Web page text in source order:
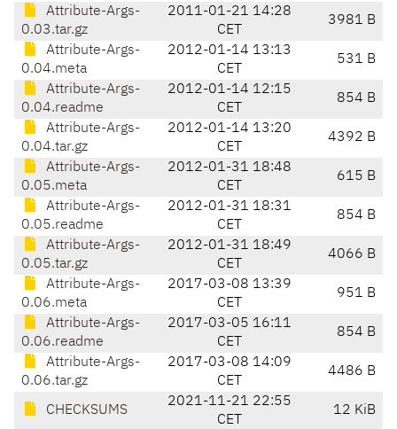
Attribute-Args-
0.03.tar.gz
2011-01-21 14:28
CET
3981 B
Attribute-Args-
0.04.meta
2012-01-14 13:13
CET
531 B
Attribute-Args-
0.04.readme
2012-01-14 12:15
CET
854 B
Attribute-Args-
0.04.tar.gz
2012-01-14 13:20
CET
4392 B
Attribute-Args-
0.05.meta
2012-01-31 18:48
CET
615 B
Attribute-Args-
0.05.readme
2012-01-31 18:31
CET
854 B
Attribute-Args-
0.05.tar.gz
2012-01-31 18:49
CET
4066 B
Attribute-Args-
0.06.meta
2017-03-08 13:39
CET
951 B
Attribute-Args-
0.06.readme
2017-03-05 16:11
CET
854 B
Attribute-Args-
0.06.tar.gz
2017-03-08 14:09
CET
4486 B
CHECKSUMS
2021-11-21 22:55
CET
12 KiB